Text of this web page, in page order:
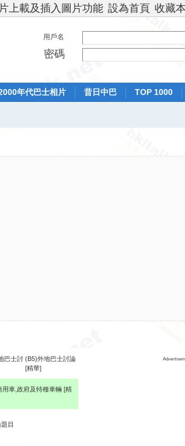
上載及插入圖片功能 設為首頁 收藏
用戶名
密碼
年代巴士相片 昔日中巴 TOP 1000
巴士討 (B5)外地巴士討論
[精華]
用車,政府及特種車輛 [精
目